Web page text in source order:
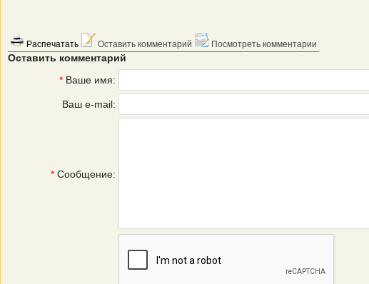
Распечатать Оставить комментарий Посмотреть комментарии
Оставить комментарий
* Ваше имя:
Ваш e-mail:
* Сообщение: